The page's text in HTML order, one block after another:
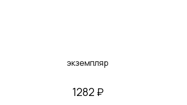
экземпляр
1282 ₽